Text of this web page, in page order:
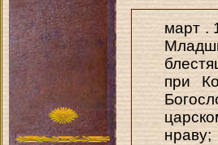
март .
при